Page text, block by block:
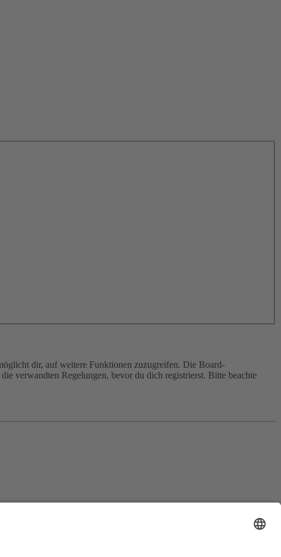
dir, auf weitere Funktionen zuzugreifen. Die Board-
verwandten Regelungen, bevor du dich registrierst. Bitte beachte